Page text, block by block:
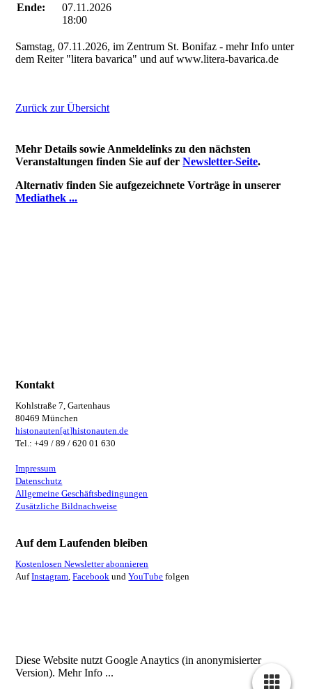
Ende:
07.11.2026
18:00
Samstag, 07.11.2026, im Zentrum St. Bonifaz - mehr Info unter
dem Reiter "litera bavarica" und auf www.litera-bavarica.de
Zurück zur Übersicht
Mehr Details sowie Anmeldelinks zu den nächsten
Veranstaltungen finden Sie auf derNewsletter-Seite.
Alternativ finden Sie aufgezeichnete Vorträge in unserer
Mediathek ...
Kontakt
Kohlstraße 7, Gartenhaus
80469 München
histonauten[at]histonauten.de
Tel.: +49 / 89 / 620 01 630
Impressum
Datenschutz
Allgemeine Geschäftsbedingungen
Zusätzliche Bildnachweise
Auf dem Laufenden bleiben
Kostenlosen Newsletter abonnieren
AufInstagram,Facebook undYouTube folgen
Diese Website nutzt Google Anaytics (in anonymisierter
Version).Mehr Info ...